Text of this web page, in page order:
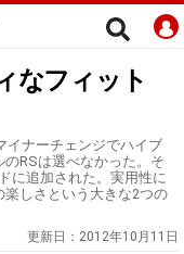
なフィット
イナーチェンジでハイブ
RSは選べなかった。そ
に追加された。実用性に
しさという大きな2つの
更新日： 2012年10月11日